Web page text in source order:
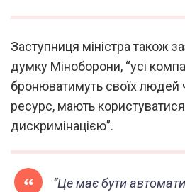
Заступниця міністра також
думку Міноборони, “усі
бронюватимуть своїх людей
ресурс, мають
дискримінацією”.
“Це має бути